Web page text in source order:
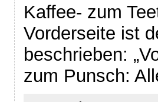
Kaffee- zum
Vorderseite ist
beschrieben:
zum Punsch: